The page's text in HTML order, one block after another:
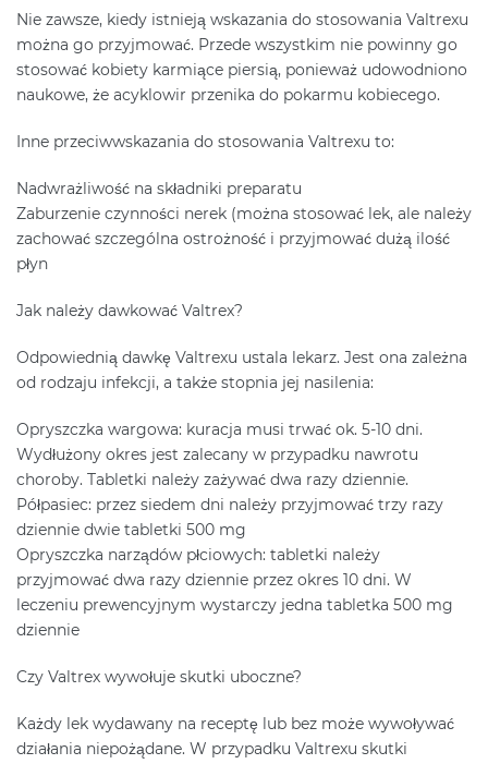
Nie zawsze, kiedy istnieją wskazania do stosowania Valtrexu
można go przyjmować. Przede wszystkim nie powinny go
stosować kobiety karmiące piersią, ponieważ udowodniono
naukowe, że acyklowir przenika do pokarmu kobiecego.
Inne przeciwwskazania do stosowania Valtrexu to:
Nadwrażliwość na składniki preparatu
Zaburzenie czynności nerek (można stosować lek, ale należy
zachować szczególna ostrożność i przyjmować dużą ilość
płyn
Jak należy dawkować Valtrex?
Odpowiednią dawkę Valtrexu ustala lekarz. Jest ona zależna
od rodzaju infekcji, a także stopnia jej nasilenia:
Opryszczka wargowa: kuracja musi trwać ok. 5-10 dni.
Wydłużony okres jest zalecany w przypadku nawrotu
choroby. Tabletki należy zażywać dwa razy dziennie.
Półpasiec: przez siedem dni należy przyjmować trzy razy
dziennie dwie tabletki 500 mg
Opryszczka narządów płciowych: tabletki należy
przyjmować dwa razy dziennie przez okres 10 dni. W
leczeniu prewencyjnym wystarczy jedna tabletka 500 mg
dziennie
Czy Valtrex wywołuje skutki uboczne?
Każdy lek wydawany na receptę lub bez może wywoływać
działania niepożądane. W przypadku Valtrexu skutki